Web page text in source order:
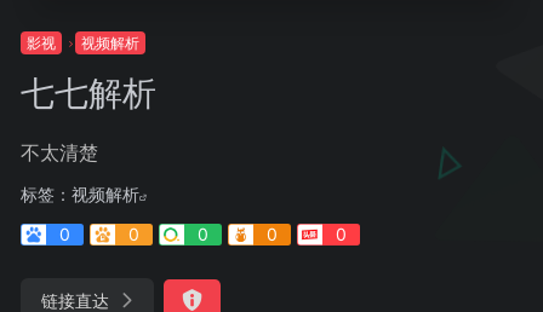
影视 视频解析
七七解析
不太清楚
标签： 视频解析
0
0 0 0 0
链接直达